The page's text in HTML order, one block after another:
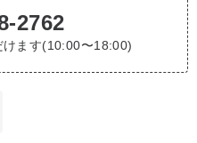
2762
けます(10:00〜18:00)